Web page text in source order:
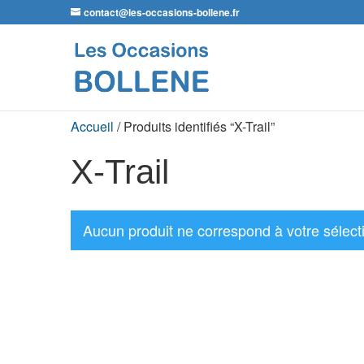
contact@les-occasions-bollene.fr
Accueil / Produits identifiés “X-Trail”
X-Trail
Aucun produit ne correspond à votre